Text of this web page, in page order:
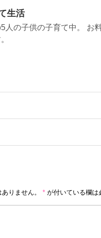
生活
5人の子供の子育て中。 お
りません。 * が付いている欄は